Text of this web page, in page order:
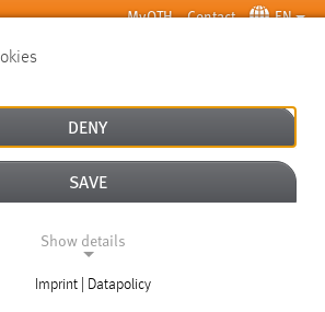
MyOTH Contact EN
APPLY NOW
DENY
SAVE
Show details
Imprint | Datapolicy